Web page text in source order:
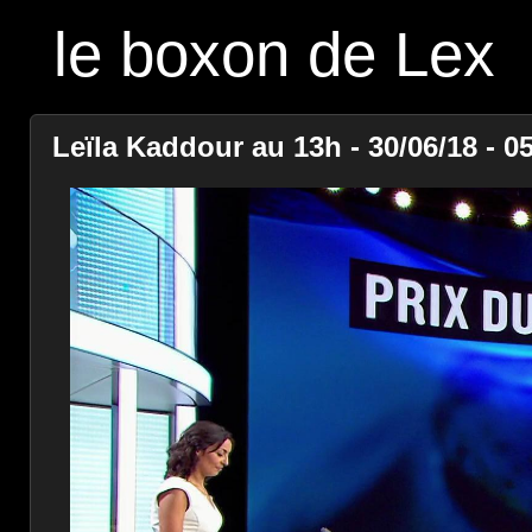
le boxon de Lex
Leïla Kaddour au 13h - 30/06/18 -